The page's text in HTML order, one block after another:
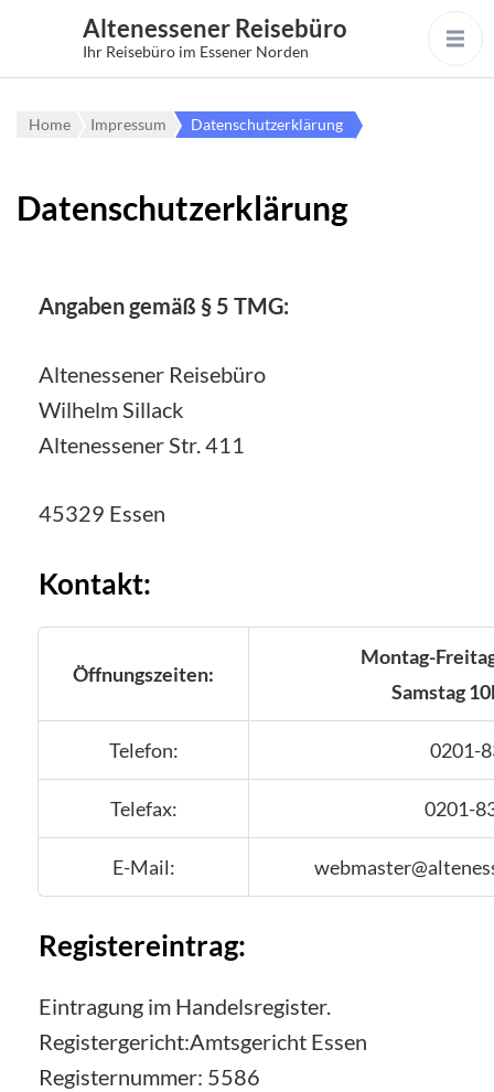
Altenessener Reisebüro
Ihr Reisebüro im Essener Norden
Home Impressum Datenschutzerklärung
Datenschutzerklärung
Angaben gemäß § 5 TMG:
Altenessener Reisebüro
Wilhelm Sillack
Altenessener Str. 411
45329 Essen
Kontakt:
Öffnungszeiten:
Montag-
Samstag
Telefon: 0201-
Telefax: 0201-
E-Mail:
Registereintrag:
Eintragung im Handelsregister.
Registergericht:Amtsgericht Essen
Registernummer: 5586